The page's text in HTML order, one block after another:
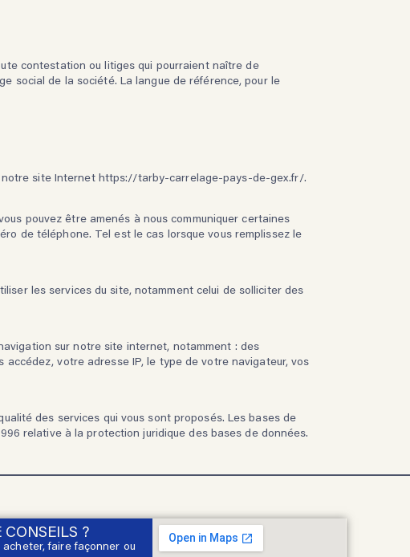
contestation ou litiges qui pourraient naître de
social de la société. La langue de référence, pour le
notre site Internet https://tarby-carrelage-pays-de-gex.fr/.
pouvez être amenés à nous communiquer certaines
de téléphone. Tel est le cas lorsque vous remplissez le
les services du site, notamment celui de solliciter des
sur notre site internet, notamment : des
votre adresse IP, le type de votre navigateur, vos
des services qui vous sont proposés. Les bases de
relative à la protection juridique des bases de données.
CONSEILS ?
acheter, faire façonner ou